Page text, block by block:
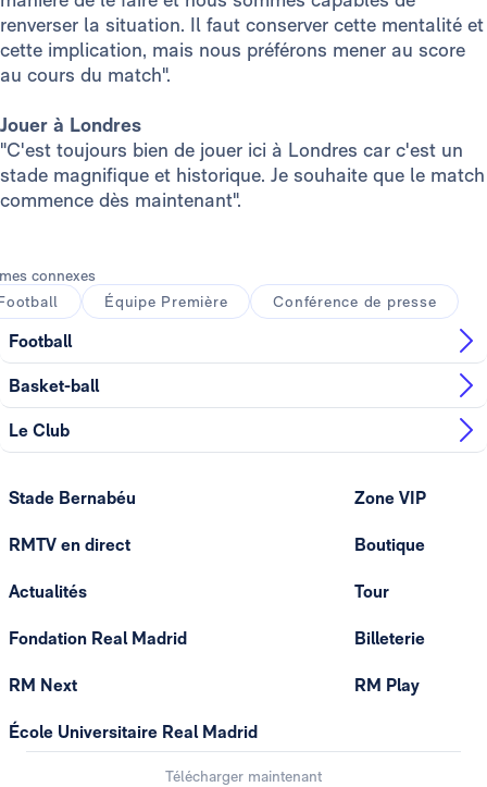
renverser la situation. Il faut conserver cette mentalité et
cette implication, mais nous préférons mener au score
au cours du match".
Jouer à Londres
"C'est toujours bien de jouer ici à Londres car c'est un
stade magnifique et historique. Je souhaite que le match
commence dès maintenant".
connexes
Équipe Première Conférence de presse
Football
Basket-ball
Le Club
Stade Bernabéu
RMTV en direct
Actualités
Fondation Real Madrid
RM Next
École Universitaire Real Madrid
Zone VIP
Boutique
Tour
Billeterie
RM Play
Télécharger maintenant